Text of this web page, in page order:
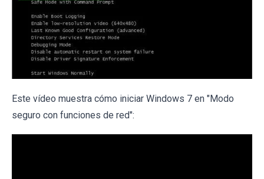
Este vídeo muestra cómo iniciar Windows 7 en "Modo
seguro con funciones de red":